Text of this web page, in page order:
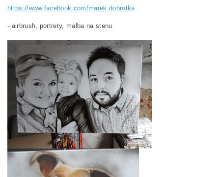
https://www.facebook.com/marek.dobrotka
- airbrush, portrety, malba na stenu